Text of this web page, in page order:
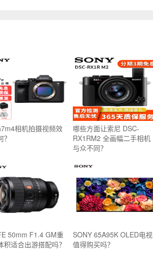
相机拍摄视频效
哪些方面让索尼 DSC-
RX1RM2 全画幅二手相机
与众不同？
50mm F1.4 GM重
积适合出游搭配吗？
SONY 65A95K OLED电视
值得购买吗？